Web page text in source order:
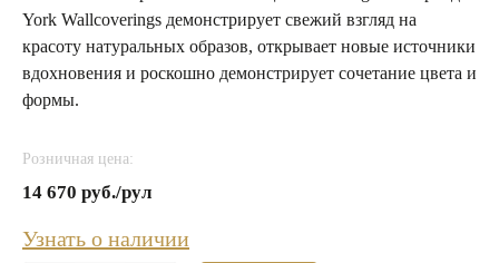
York Wallcoverings демонстрирует свежий взгляд на
красоту натуральных образов, открывает новые источники
вдохновения и роскошно демонстрирует сочетание цвета и
формы.
Розничная цена:
14 670 руб./рул
Узнать о наличии